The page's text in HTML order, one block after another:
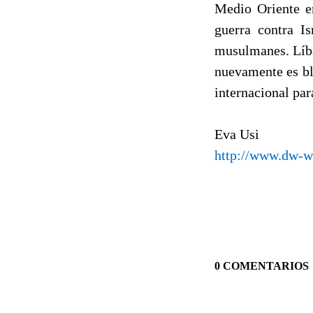
Medio Oriente
guerra contra
musulmanes.
nuevamente es
internacional
Eva Usi
http://www.dw-
0 COMENTARIOS